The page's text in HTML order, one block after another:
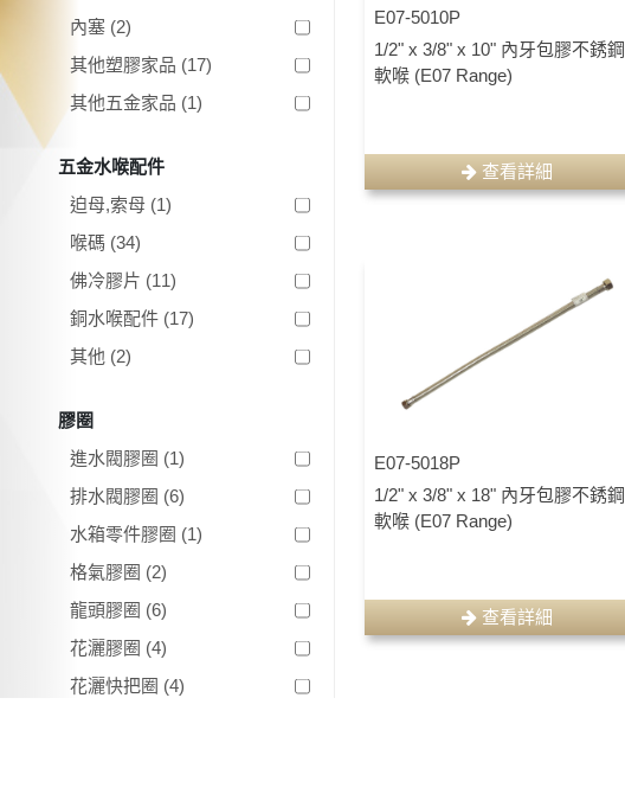
內塞 (2)
其他塑膠家品 (17)
其他五金家品 (1)
五金水喉配件
迫母,索母 (1)
喉碼 (34)
佛冷膠片 (11)
銅水喉配件 (17)
其他 (2)
膠圈
進水閥膠圈 (1)
排水閥膠圈 (6)
水箱零件膠圈 (1)
格氣膠圈 (2)
龍頭膠圈 (6)
花灑膠圈 (4)
花灑快把圈 (4)
E07-5010P
1/2" x 3/8" x 10" 內牙包膠不銹鋼
軟喉 (E07 Range)
查看詳細
E07-5018P
1/2" x 3/8" x 18" 內牙包膠不銹鋼
軟喉 (E07 Range)
查看詳細